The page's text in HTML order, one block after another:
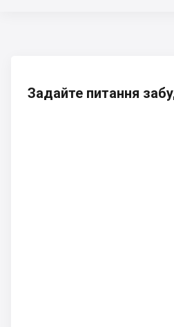
Задайте питання